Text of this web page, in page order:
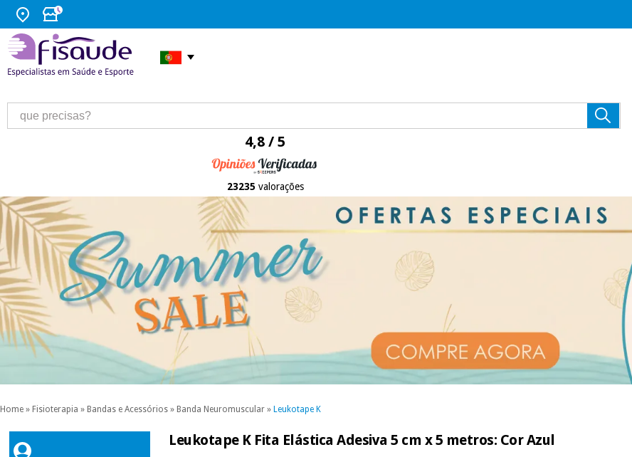
4,8 / 5
23235 valorações
Home » Fisioterapia » Bandas e Acessórios » Banda Neuromuscular » Leukotape K
Leukotape K Fita Elástica Adesiva 5 cm x 5 metros: Cor Azul